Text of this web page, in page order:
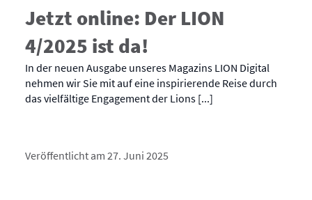
Jetzt online: Der LION
4/2025 ist da!
In der neuen Ausgabe unseres Magazins LION Digital
nehmen wir Sie mit auf eine inspirierende Reise durch
das vielfältige Engagement der Lions [...]
Veröffentlicht am 27. Juni 2025